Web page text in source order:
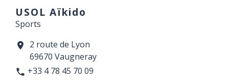
USOL Aïkido
Sports
location_on
2 route de Lyon
69670 Vaugneray
phone +33 4 78 45 70 09